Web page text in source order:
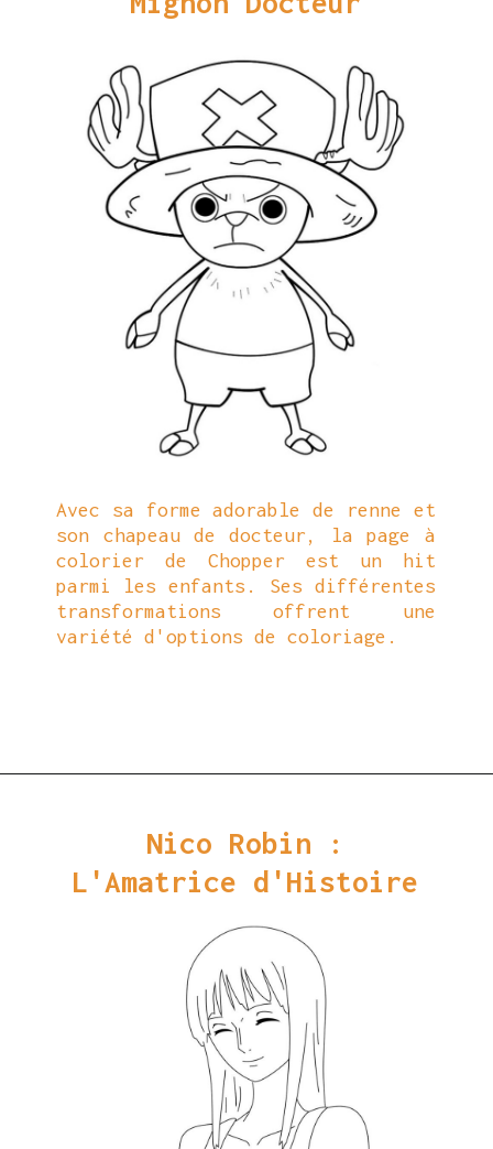
Avec sa forme adorable de renne et
son chapeau de docteur, la page à
colorier de Chopper est un hit
parmi les enfants. Ses différentes
transformations offrent une
variété d'options de coloriage.
Nico Robin :
L'Amatrice d'Histoire